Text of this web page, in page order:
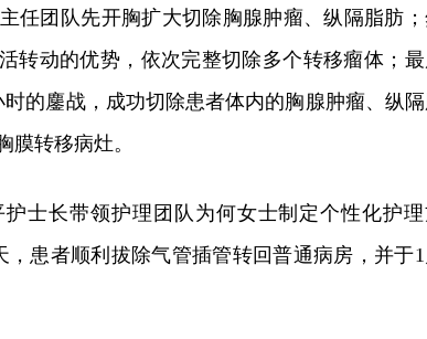
任团队先开胸扩大切除胸腺肿瘤、纵隔脂肪
转动的优势，依次完整切除多个转移瘤体；
的鏖战，成功切除患者体内的胸腺肿瘤、纵
膜转移病灶。
士长带领护理团队为何女士制定个性化护
患者顺利拔除气管插管转回普通病房，并于1